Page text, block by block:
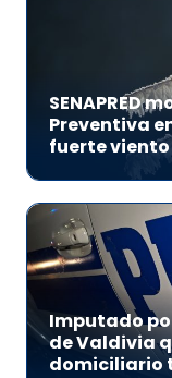
SENAPRED
Preventiva
fuerte viento
Imputado
de Valdivia
domiciliario